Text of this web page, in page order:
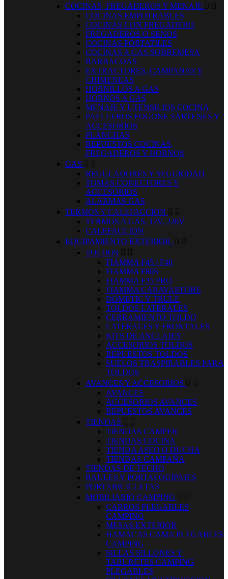
COCINAS, FREGADEROS Y MENAJE  
COCINAS EMPOTRABLES
COCINAS CON FREGADERO
FREGADEROS O SENOS
COCINAS PORTATILES
COCINAS A GAS SOBREMESA
BARBACOAS
EXTRACTORES, CAMPANAS Y
CHIMENEAS
HORNILLOS A GAS
HORNOS A GAS
MENAJE Y UTENSILIOS COCINA
PAELLEROS FOGONE SARTENES Y
ACCESORIOS
PLANCHAS
REPUESTOS COCINAS,
FREGADEROS Y HORNOS
GAS  
REGULADORES Y SEGURIDAD
TOMAS CONECTORES Y
ACCESORIOS
ALARMAS GAS
TERMOS Y CALEFACCION  
TERMOS A GAS, 12V, 220V
CALEFACCION
EQUIPAMIENTO EXTERIOR.  
TOLDOS  
FIAMMA F45 / F40
FIAMMA F80S
FIAMMA F35 PRO
FIAMMA CARAVASTORE
DOMETIC Y TRULE
TOLDOS LATERALES
CERRAMIENTO TOLDO
LATERALES Y FRONTALES
KITS DE ANCLAJES
ACCESORIOS TOLDOS
REPUESTOS TOLDOS
SUELOS TRASPIRABLES PARA
TOLDOS
AVANCES Y ACCESORIOS  
AVANCES
ACCESORIOS AVANCES
REPUESTOS AVANCES
TIENDAS  
TIENDAS CAMPER
TIENDAS COCINA
TIENDA ASEO O DUCHA
TIENDAS CAMPAÑA
TIENDAS DE TECHO
BAULES Y PORTAEQUIPAJES
PORTABICICLETAS
MOBILIARIO CAMPING  
CARROS PLEGABLES
CAMPING
MESAS EXTERIOR
HAMACAS CAMA PLEGABLES
CAMPING
SILLAS SILLONES Y
TABURETES CAMPING
PLEGABLES